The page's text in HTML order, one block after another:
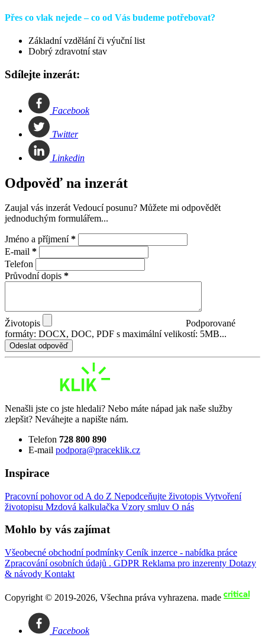
Přes co vlak nejede – co od Vás budeme potřebovat?
Základní vzdělání či výuční list
Dobrý zdravotní stav
Sdílejte inzerát:
Facebook
Twitter
Linkedin
Odpověď na inzerát
Zaujal vás inzerát Vedoucí posunu? Můžete mi odpovědět
jednoduchým formulářem...
Jméno a příjmení *
E-mail *
Telefon
Průvodní dopis *
Životopis
Podporované
formáty: DOCX, DOC, PDF s maximální velikostí: 5MB...
Odeslat odpověď
Nenašli jste co jste hledali? Nebo máte nápad jak naše služby
zlepšit? Neváhejte a napište nám.
Telefon 728 800 890
E-mail podpora@praceklik.cz
Inspirace
Pracovní pohovor od A do Z Nepodceňujte životopis Vytvoření
životopisu Mzdová kalkulačka Vzory smluv O nás
Mohlo by vás zajímat
Všeobecné obchodní podmínky Ceník inzerce - nabídka práce
Zpracování osobních údajů . GDPR Reklama pro inzerenty Dotazy
& návody Kontakt
Copyright © 2019-2026, Všechna práva vyhrazena. made
Facebook